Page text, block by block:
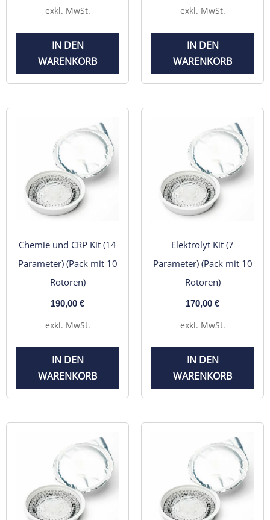
exkl. MwSt.
IN DEN
WARENKORB
exkl. MwSt.
IN DEN
WARENKORB
Chemie und CRP Kit (14
Parameter) (Pack mit 10
Rotoren)
190,00 €
exkl. MwSt.
IN DEN
WARENKORB
Elektrolyt Kit (7
Parameter) (Pack mit 10
Rotoren)
170,00 €
exkl. MwSt.
IN DEN
WARENKORB